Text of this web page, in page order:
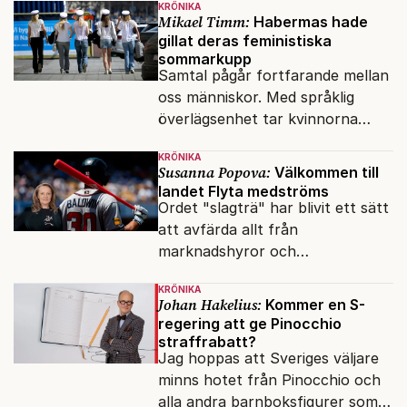
KRÖNIKA
Mikael Timm: Habermas hade
gillat deras feministiska
sommarkupp
Samtal pågår fortfarande mellan
oss människor. Med språklig
överlägsenhet tar kvinnorna
KRÖNIKA
Susanna Popova: Välkommen till
landet Flyta medströms
Ordet "slagträ" har blivit ett sätt
att avfärda allt från
marknadshyror och
om antisemitism.
KRÖNIKA
Johan Hakelius: Kommer en S-
regering att ge Pinocchio
straffrabatt?
Jag hoppas att Sveriges väljare
minns hotet från Pinocchio och
alla andra barnboksfigurer som